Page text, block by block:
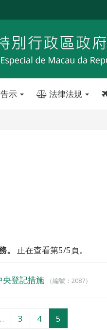
示 法律法規
。 正在查看第5/5頁。
登記措施 （編號：2087）
頁
3
頁
4
頁
5